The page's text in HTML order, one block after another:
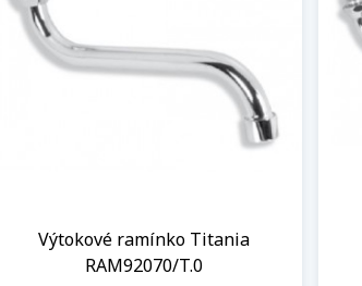
Výtokové ramínko Titania
RAM92070/T.0